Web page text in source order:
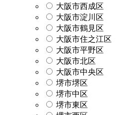
大阪市西成区
大阪市淀川区
大阪市鶴見区
大阪市住之江区
大阪市平野区
大阪市北区
大阪市中央区
堺市堺区
堺市中区
堺市東区